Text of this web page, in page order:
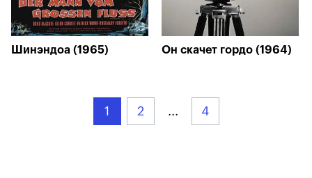
Шинэндоа (1965) Он скачет гордо (1964)
1 2 ... 4